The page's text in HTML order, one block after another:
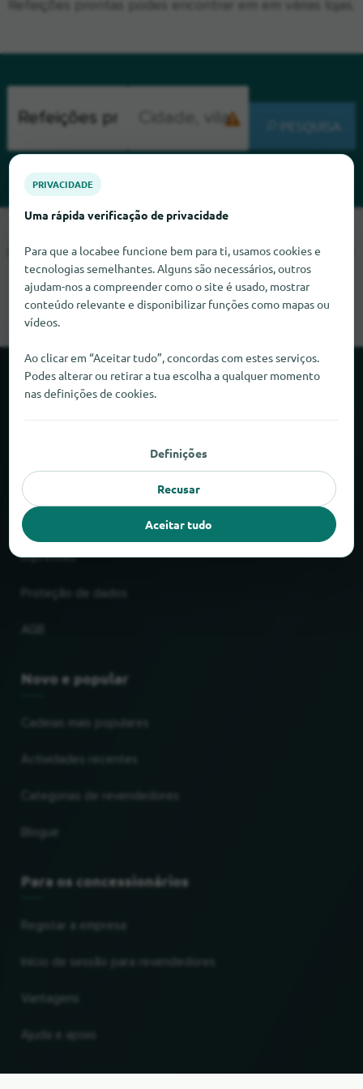
PESQUISA
prontas neste momento. Se souber onde encontrar Refeições
prontas, ficaríamos muito satisfeitos se nos informasse.
Sobre o locabee
Jurídico
Impressão
Novo e popular
Cadeias mais populares
Para os concessionários
Registar a empresa
Vantagens
Ajuda e apoio
PRIVACIDADE
Uma rápida verificação de privacidade
Para que a locabee funcione bem para ti, usamos cookies e
tecnologias semelhantes. Alguns são necessários, outros
ajudam-nos a compreender como o site é usado, mostrar
conteúdo relevante e disponibilizar funções como mapas ou
vídeos.
Ao clicar em “Aceitar tudo”, concordas com estes serviços.
Podes alterar ou retirar a tua escolha a qualquer momento
nas definições de cookies.
Definições
Recusar
Aceitar tudo